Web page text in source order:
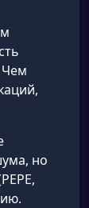
Чем
но